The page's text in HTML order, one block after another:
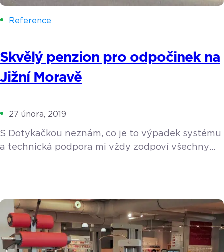
Reference
Skvělý penzion pro odpočinek na
Jižní Moravě
27 února, 2019
S Dotykačkou neznám, co je to výpadek systému
a technická podpora mi vždy zodpoví všechny
by jednou z vašich zastávek měl být tradiční
rodinný Penzion U Toníčka, nacházející se
v malebné vísce Nový Šaldorf v těsné blízkosti
Znojma. Nový Šaldorf je znám […]